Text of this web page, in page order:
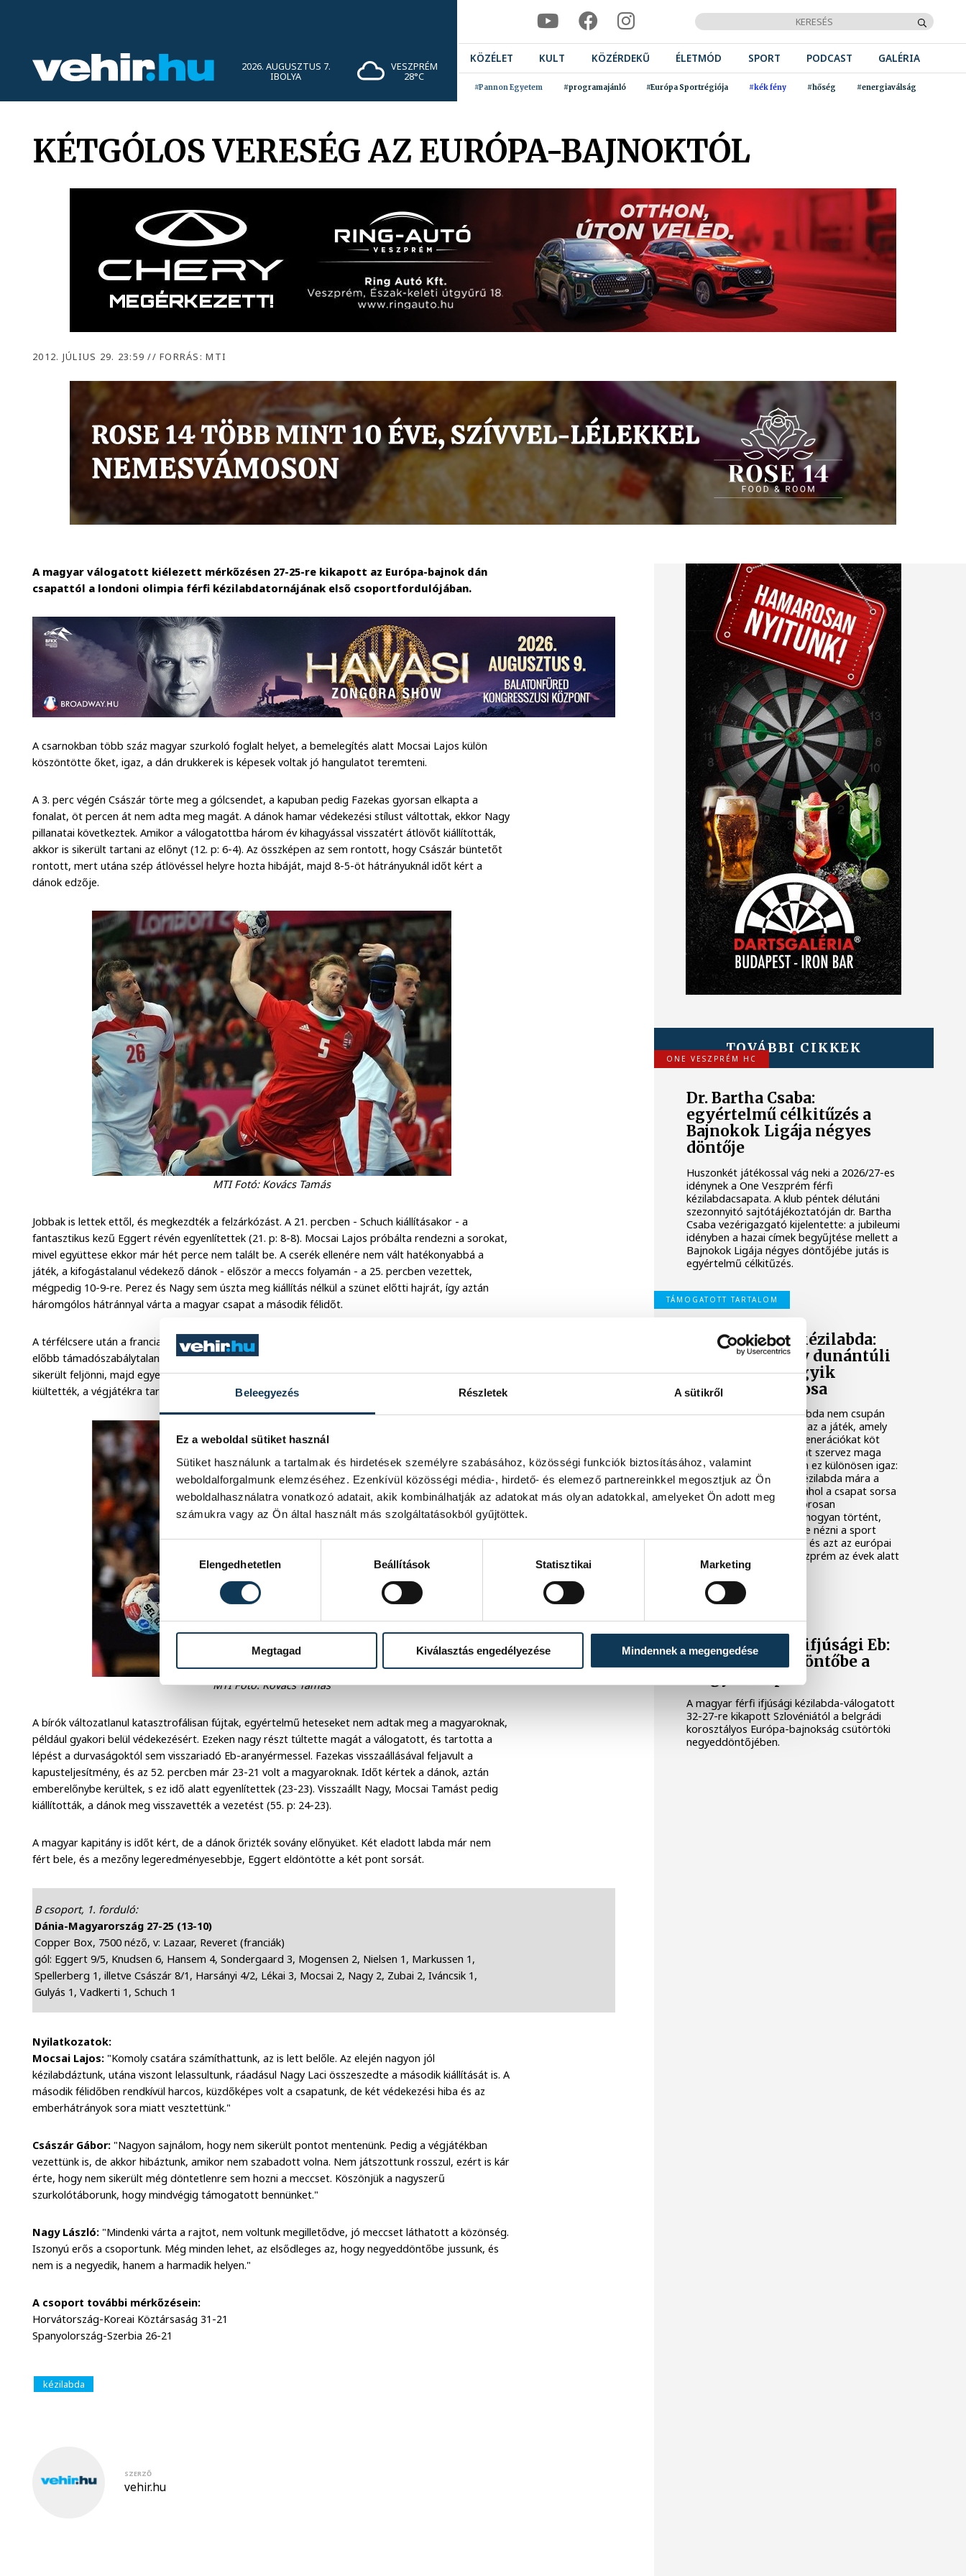
Beleegyezés Részletek A sütikről
Ez a weboldal sütiket használ
Sütiket használunk a tartalmak és hirdetések személyre szabásához, közösségi funkciók biztosításához, valamint
weboldalforgalmunk elemzéséhez. Ezenkívül közösségi média-, hirdető- és elemező partnereinkkel megosztjuk az Ön
weboldalhasználatra vonatkozó adatait, akik kombinálhatják az adatokat más olyan adatokkal, amelyeket Ön adott meg
számukra vagy az Ön által használt más szolgáltatásokból gyűjtöttek.
Elengedhetetlen
Beállítások Statisztikai Marketing
Megtagad Kiválasztás engedélyezése Mindennek a megengedése
2026. AUGUSZTUS 7.
IBOLYA
VESZPRÉM
28°C
KÖZÉLET KULT KÖZÉRDEKŰ ÉLETMÓD SPORT PODCAST GALÉRIA
#Pannon Egyetem #programajánló #Európa Sportrégiója #kék fény #hőség #energiaválság
KÉTGÓLOS VERESÉG AZ EURÓPA-BAJNOKTÓL
2012. JÚLIUS 29. 23:59// FORRÁS: MTI
A magyar válogatott kiélezett mérkőzésen 27-25-re kikapott az Európa-bajnok dán
csapattól a londoni olimpia férfi kézilabdatornájának első csoportfordulójában.
A csarnokban több száz magyar szurkoló foglalt helyet, a bemelegítés alatt Mocsai Lajos külön
köszöntötte őket, igaz, a dán drukkerek is képesek voltak jó hangulatot teremteni.
A 3. perc végén Császár törte meg a gólcsendet, a kapuban pedig Fazekas gyorsan elkapta a
fonalat, öt percen át nem adta meg magát. A dánok hamar védekezési stílust váltottak, ekkor Nagy
pillanatai következtek. Amikor a válogatottba három év kihagyással visszatért átlövőt kiállították,
akkor is sikerült tartani az előnyt (12. p: 6-4). Az összképen az sem rontott, hogy Császár büntetőt
rontott, mert utána szép átlövéssel helyre hozta hibáját, majd 8-5-öt hátrányuknál időt kért a
dánok edzője.
MTI Fotó: Kovács Tamás
Jobbak is lettek ettől, és megkezdték a felzárkózást. A 21. percben - Schuch kiállításakor - a
fantasztikus kezű Eggert révén egyenlítettek (21. p: 8-8). Mocsai Lajos próbálta rendezni a sorokat,
mivel együttese ekkor már hét perce nem talált be. A cserék ellenére nem vált hatékonyabbá a
játék, a kifogástalanul védekező dánok - először a meccs folyamán - a 25. percben vezettek,
mégpedig 10-9-re. Perez és Nagy sem úszta meg kiállítás nélkül a szünet előtti hajrát, így aztán
háromgólos hátránnyal várta a magyar csapat a második félidőt.
A térfélcsere után a francia játékvezetők változatlan hévvel osztogatták a büntetéseket. Zubai ellen
előbb támadószabálytalanságot ítéltek, majd kiküldték a beállóst, mégis ebben a szakaszban
sikerült feljönni, majd egyenlíteni (16-16). Nagy így is hiányzott a védelemből, de mivel már kétszer
kiültették, a végjátékra tartalékolta őt a kapitány.
MTI Fotó: Kovács Tamás
A bírók változatlanul katasztrofálisan fújtak, egyértelmű heteseket nem adtak meg a magyaroknak,
például gyakori belül védekezésért. Ezeken nagy részt túltette magát a válogatott, és tartotta a
lépést a durvaságoktól sem visszariadó Eb-aranyérmessel. Fazekas visszaállásával feljavult a
kapusteljesítmény, és az 52. percben már 23-21 volt a magyaroknak. Időt kértek a dánok, aztán
emberelőnybe kerültek, s ez idő alatt egyenlítettek (23-23). Visszaállt Nagy, Mocsai Tamást pedig
kiállították, a dánok meg visszavették a vezetést (55. p: 24-23).
A magyar kapitány is időt kért, de a dánok őrizték sovány előnyüket. Két eladott labda már nem
fért bele, és a mezőny legeredményesebbje, Eggert eldöntötte a két pont sorsát.
B csoport, 1. forduló:
Dánia-Magyarország 27-25 (13-10)
Copper Box, 7500 néző, v: Lazaar, Reveret (franciák)
gól: Eggert 9/5, Knudsen 6, Hansem 4, Sondergaard 3, Mogensen 2, Nielsen 1, Markussen 1,
Spellerberg 1, illetve Császár 8/1, Harsányi 4/2, Lékai 3, Mocsai 2, Nagy 2, Zubai 2, Iváncsik 1,
Gulyás 1, Vadkerti 1, Schuch 1
Nyilatkozatok:
Mocsai Lajos: "Komoly csatára számíthattunk, az is lett belőle. Az elején nagyon jól
kézilabdáztunk, utána viszont lelassultunk, ráadásul Nagy Laci összeszedte a második kiállítását is. A
második félidőben rendkívül harcos, küzdőképes volt a csapatunk, de két védekezési hiba és az
emberhátrányok sora miatt vesztettünk."
Császár Gábor: "Nagyon sajnálom, hogy nem sikerült pontot mentenünk. Pedig a végjátékban
vezettünk is, de akkor hibáztunk, amikor nem szabadott volna. Nem játszottunk rosszul, ezért is kár
érte, hogy nem sikerült még döntetlenre sem hozni a meccset. Köszönjük a nagyszerű
szurkolótáborunk, hogy mindvégig támogatott bennünket."
Nagy László: "Mindenki várta a rajtot, nem voltunk megilletődve, jó meccset láthatott a közönség.
Iszonyú erős a csoportunk. Még minden lehet, az elsődleges az, hogy negyeddöntőbe jussunk, és
nem is a negyedik, hanem a harmadik helyen."
A csoport további mérkőzésein:
Horvátország-Koreai Köztársaság 31-21
Spanyolország-Szerbia 26-21
kézilabda
SZERZŐ
vehir.hu
TOVÁBBI CIKKEK
ONE VESZPRÉM HC
Dr. Bartha Csaba:
egyértelmű célkitűzés a
Bajnokok Ligája négyes
döntője
Huszonkét játékossal vág neki a 2026/27-es
idénynek a One Veszprém férfi
kézilabdacsapata. A klub péntek délutáni
szezonnyitó sajtótájékoztatóján dr. Bartha
Csaba vezérigazgató kijelentette: a jubileumi
idényben a hazai címek begyűjtése mellett a
Bajnokok Ligája négyes döntőjébe jutás is
egyértelmű célkitűzés.
TÁMOGATOTT TARTALOM
Veszprém és a kézilabda:
hogyan lett egy dunántúli
város Európa egyik
kézilabdafővárosa
Magyarországon a kézilabda nem csupán
egy sport a sok közül. Ez az a játék, amely
telt arénákat tölt meg, generációkat köt
össze, és egész városokat szervez maga
köré. Veszprém esetében ez különösen igaz:
a dunántúli városban a kézilabda mára a
helyi identitás alapköve, ahol a csapat sorsa
és a közösség érzése szorosan
összefonódott. Hogy ez hogyan történt,
ahhoz érdemes egyszerre nézni a sport
magyarországi gyökereit és azt az európai
kontextust, amelybe Veszprém az évek alatt
benőtte magát.
KÉZILABDA
Férfi kézilabda ifjúsági Eb:
nem jutott elődöntőbe a
A magyar férfi ifjúsági kézilabda-válogatott
32-27-re kikapott Szlovéniától a belgrádi
korosztályos Európa-bajnokság csütörtöki
negyeddöntőjében.